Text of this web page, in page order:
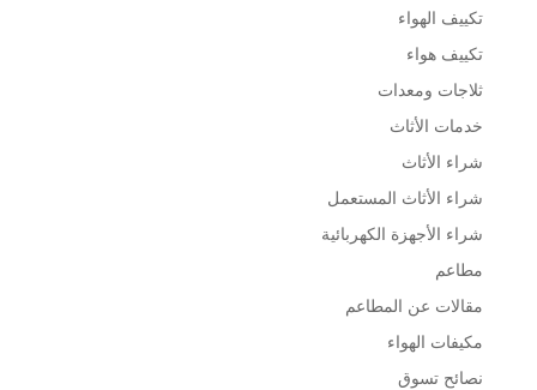
تكييف الهواء
تكييف هواء
ثلاجات ومعدات
خدمات الأثاث
شراء الأثاث
شراء الأثاث المستعمل
شراء الأجهزة الكهربائية
مطاعم
مقالات عن المطاعم
مكيفات الهواء
نصائح تسوق